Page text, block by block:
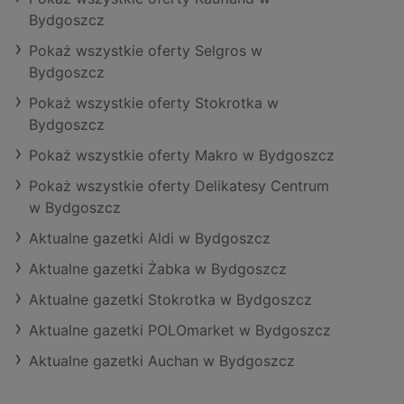
Bydgoszcz
Pokaż wszystkie oferty Selgros w
Bydgoszcz
Pokaż wszystkie oferty Stokrotka w
Bydgoszcz
Pokaż wszystkie oferty Makro w Bydgoszcz
Pokaż wszystkie oferty Delikatesy Centrum
w Bydgoszcz
Aktualne gazetki Aldi w Bydgoszcz
Aktualne gazetki Żabka w Bydgoszcz
Aktualne gazetki Stokrotka w Bydgoszcz
Aktualne gazetki POLOmarket w Bydgoszcz
Aktualne gazetki Auchan w Bydgoszcz